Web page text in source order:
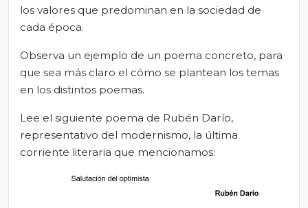
los valores que predominan en la sociedad de
cada época.
Observa un ejemplo de un poema concreto, para
que sea más claro el cómo se plantean los temas
en los distintos poemas.
Lee el siguiente poema de Rubén Darío,
representativo del modernismo, la última
corriente literaria que mencionamos: